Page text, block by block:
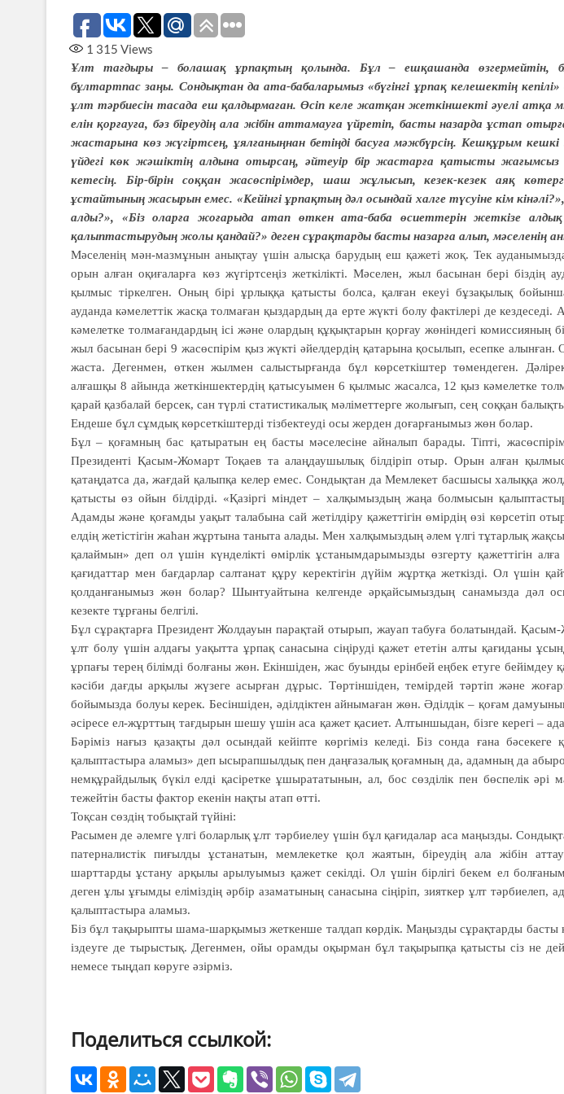
1 315 Views
Ұлт тағдыры – болашақ ұрпақтың қолында. Бұл – ешқашанда өзгермейтін,
бұлтартпас заңы. Сондықтан да ата-бабаларымыз «бүгінгі ұрпақ келешектің кепілі»
ұлт тәрбиесін тасада еш қалдырмаған. Өсіп келе жатқан жеткіншекті әуелі атқа
елін қорғауға, бәз біреудің ала жібін аттамауға үйретіп, басты назарда ұстап
жастарына көз жүгіртсең, ұялғаныңнан бетіңді басуға мәжбүрсің. Кешқұрым
үйдегі көк жәшіктің алдына отырсаң, әйтеуір бір жастарға қатысты жағымсыз
кетесің. Бір-бірін соққан жасөспірімдер, шаш жұлысып, кезек-кезек аяқ
ұстайтының жасырын емес. «Кейінгі ұрпақтың дәл осындай халге түсуіне кім
алды?», «Біз оларға жоғарыда атап өткен ата-баба өсиеттерін жеткізе
қалыптастырудың жолы қандай?» деген сұрақтарды басты назарға алып, мәселенің
Мәселенің мән-мазмұнын анықтау үшін алысқа барудың еш қажеті жоқ. Тек
орын алған оқиғаларға көз жүгіртсеңіз жеткілікті. Мәселен, жыл басынан бері біздің
қылмыс тіркелген. Оның бірі ұрлыққа қатысты болса, қалған екеуі бұзақылық
ауданда кәмелеттік жасқа толмаған қыздардың да ерте жүкті болу фактілері де кездеседі.
кәмелетке толмағандардың ісі және олардың құқықтарын қорғау жөніндегі комиссияның
жыл басынан бері 9 жасөспірім қыз жүкті әйелдердің қатарына қосылып, есепке алынған.
жаста. Дегенмен, өткен жылмен салыстырғанда бұл көрсеткіштер төмендеген.
алғашқы 8 айында жеткіншектердің қатысуымен 6 қылмыс жасалса, 12 қыз кәмелетке
қарай қазбалай берсек, сан түрлі статистикалық мәліметтерге жолығып, сең соққан
Ендеше бұл сұмдық көрсеткіштерді тізбектеуді осы жерден доғарғанымыз жөн болар.
Бұл – қоғамның бас қатыратын ең басты мәселесіне айналып барады. Тіпті,
Президенті Қасым-Жомарт Тоқаев та алаңдаушылық білдіріп отыр. Орын алған
қатаңдатса да, жағдай қалыпқа келер емес. Сондықтан да Мемлекет басшысы халыққа
қатысты өз ойын білдірді. «Қазіргі міндет – халқымыздың жаңа болмысын
Адамды және қоғамды уақыт талабына сай жетілдіру қажеттігін өмірдің өзі көрсетіп
елдің жетістігін жаһан жұртына таныта алады. Мен халқымыздың әлем үлгі тұтарлық жақсы
қалаймын» деп ол үшін күнделікті өмірлік ұстанымдарымызды өзгерту қажеттігін
қағидаттар мен бағдарлар салтанат құру керектігін дүйім жұртқа жеткізді. Ол үшін
қолданғанымыз жөн болар? Шынтуайтына келгенде әрқайсымыздың санамызда дәл
кезекте тұрғаны белгілі.
Бұл сұрақтарға Президент Жолдауын парақтай отырып, жауап табуға болатындай.
ұлт болу үшін алдағы уақытта ұрпақ санасына сіңіруді қажет ететін алты қағиданы
ұрпағы терең білімді болғаны жөн. Екіншіден, жас буынды ерінбей еңбек етуге бейімдеу
кәсіби дағды арқылы жүзеге асырған дұрыс. Төртіншіден, темірдей тәртіп және
бойымызда болуы керек. Бесіншіден, әділдіктен айнымаған жөн. Әділдік – қоғам
әсіресе ел-жұрттың тағдырын шешу үшін аса қажет қасиет. Алтыншыдан, бізге керегі –
Бәріміз нағыз қазақты дәл осындай кейіпте көргіміз келеді. Біз сонда ғана бәсекеге
қалыптастыра аламыз» деп ысырапшылдық пен даңғазалық қоғамның да, адамның да
немқұрайдылық бүкіл елді қасіретке ұшырататынын, ал, бос сөзділік пен бөспелік
тежейтін басты фактор екенін нақты атап өтті.
Тоқсан сөздің тобықтай түйіні:
Расымен де әлемге үлгі боларлық ұлт тәрбиелеу үшін бұл қағидалар аса маңызды.
патерналистік пиғылды ұстанатын, мемлекетке қол жаятын, біреудің ала жібін
шарттарды ұстану арқылы арылуымыз қажет секілді. Ол үшін бірлігі бекем ел
деген ұлы ұғымды еліміздің әрбір азаматының санасына сіңіріп, зияткер ұлт тәрбиелеп,
қалыптастыра аламыз.
Біз бұл тақырыпты шама-шарқымыз жеткенше талдап көрдік. Маңызды сұрақтарды басты
іздеуге де тырыстық. Дегенмен, ойы орамды оқырман бұл тақырыпқа қатысты сіз не
немесе тыңдап көруге әзірміз.
Поделиться ссылкой: